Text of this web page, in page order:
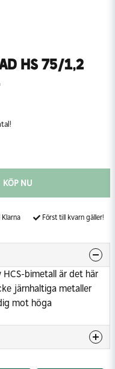
HS 75/1,2
KÖP NU
Klarna Först till kvarn gäller!
bimetall är det här
järnhaltiga metaller
mot höga